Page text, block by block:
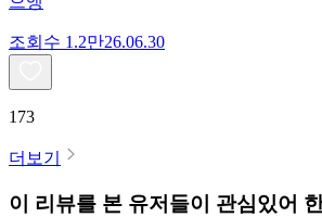
조회수 1.2만26.06.30
173
더보기
이 리뷰를 본 유저들이 관심있어